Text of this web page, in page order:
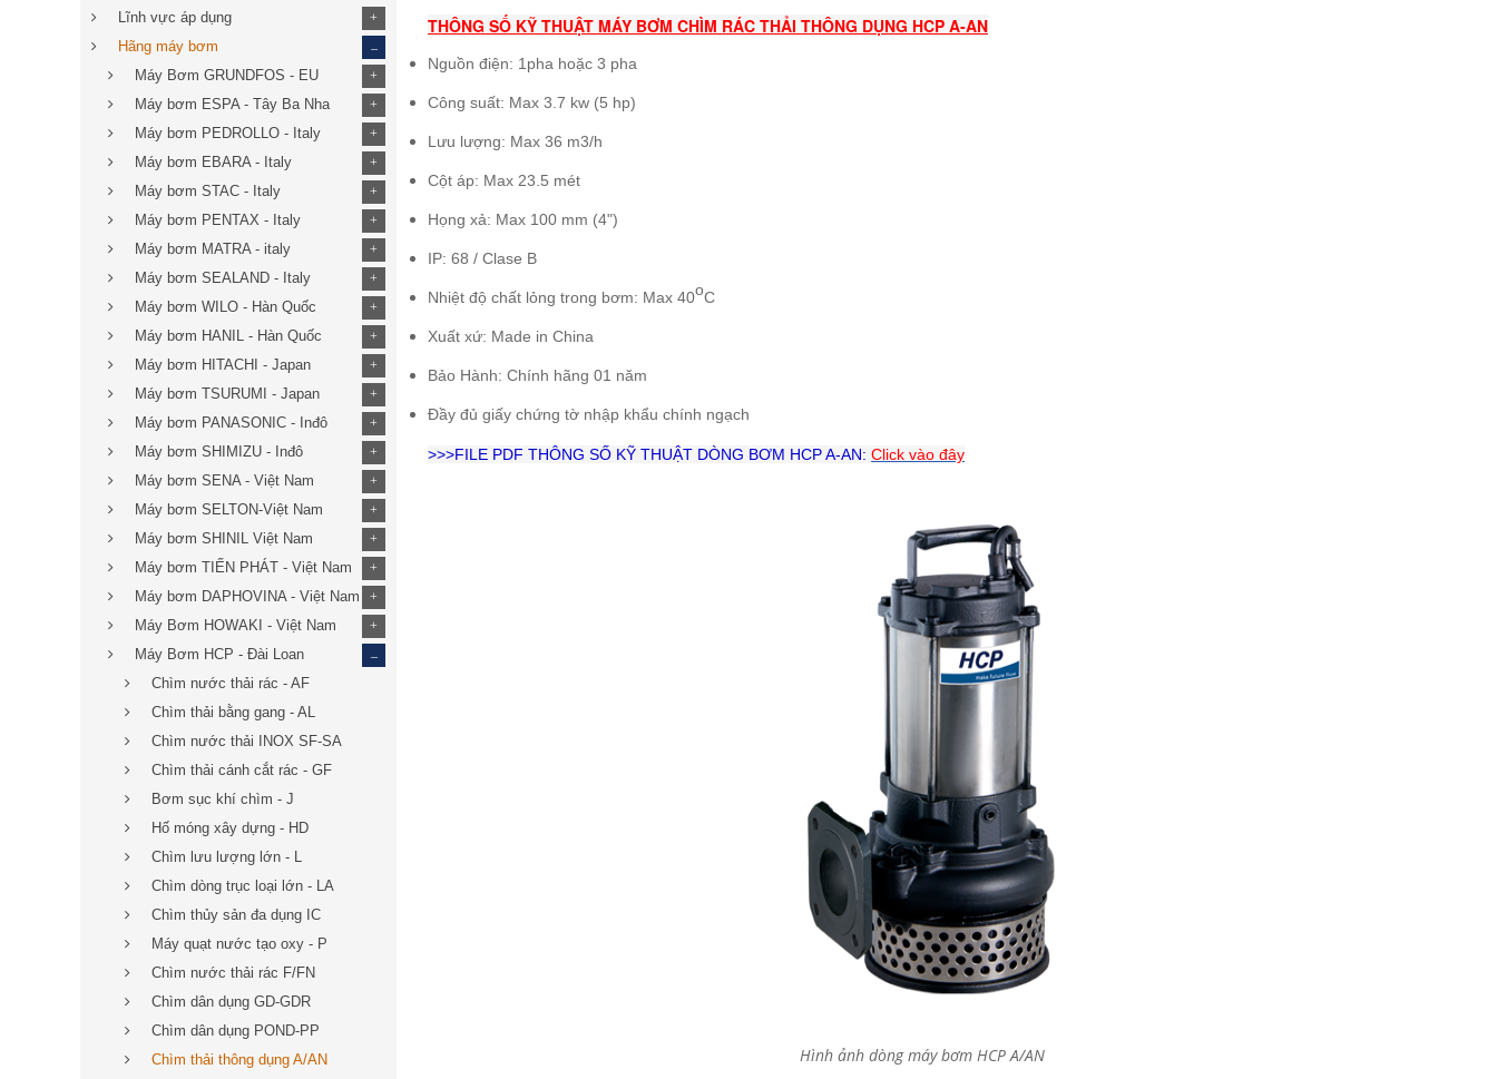
THÔNG SỐ KỸ THUẬT MÁY BƠM CHÌM RÁC THẢI THÔNG DỤNG HCP A-AN
Nguồn điện: 1pha hoặc 3 pha
Công suất: Max 3.7 kw (5 hp)
Lưu lượng: Max 36 m3/h
Cột áp: Max 23.5 mét
Họng xả: Max 100 mm (4")
IP: 68 / Clase B
Nhiệt độ chất lỏng trong bơm: Max 40oC
Xuất xứ: Made in China
Bảo Hành: Chính hãng 01 năm
Đầy đủ giấy chứng tờ nhập khẩu chính ngạch
>>>FILE PDF THÔNG SỐ KỸ THUẬT DÒNG BƠM HCP A-AN: Click vào đây
Hình ảnh dòng máy bơm HCP A/AN
Lĩnh vực áp dụng +
Hãng máy bơm
Máy Bơm GRUNDFOS - EU +
Máy bơm ESPA - Tây Ba Nha +
Máy bơm PEDROLLO - Italy +
Máy bơm EBARA - Italy +
Máy bơm STAC - Italy +
Máy bơm PENTAX - Italy +
Máy bơm MATRA - italy +
Máy bơm SEALAND - Italy +
Máy bơm WILO - Hàn Quốc +
Máy bơm HANIL - Hàn Quốc +
Máy bơm HITACHI - Japan +
Máy bơm TSURUMI - Japan +
Máy bơm PANASONIC - Inđô +
Máy bơm SHIMIZU - Inđô +
Máy bơm SENA - Việt Nam +
Máy bơm SELTON-Việt Nam +
Máy bơm SHINIL Việt Nam +
Máy bơm TIẾN PHÁT - Việt Nam +
Máy bơm DAPHOVINA - Việt Nam +
Máy Bơm HOWAKI - Việt Nam +
Máy Bơm HCP - Đài Loan
Chìm nước thải rác - AF
Chìm thải bằng gang - AL
Chìm nước thải INOX SF-SA
Chìm thải cánh cắt rác - GF
Bơm sục khí chìm - J
Hố móng xây dựng - HD
Chìm lưu lượng lớn - L
Chìm dòng trục loại lớn - LA
Chìm thủy sản đa dụng IC
Máy quạt nước tạo oxy - P
Chìm nước thải rác F/FN
Chìm dân dụng GD-GDR
Chìm dân dụng POND-PP
Chìm thải thông dụng A/AN